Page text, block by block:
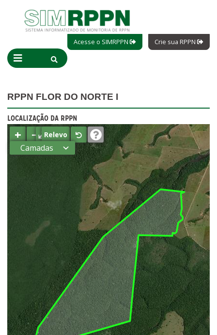
Acesse o SIMRPPN Crie sua RPPN
RPPN FLOR DO NORTE I
LOCALIZAÇÃO DA RPPN
+ −⤢Relevo
Camadas
Estados
Municípios
Terras
indígenas
UC Federal
UC Estaduais
Municipais
Hidrografia
1:1.000.000
(ANA)
Biomas
(IBGE)